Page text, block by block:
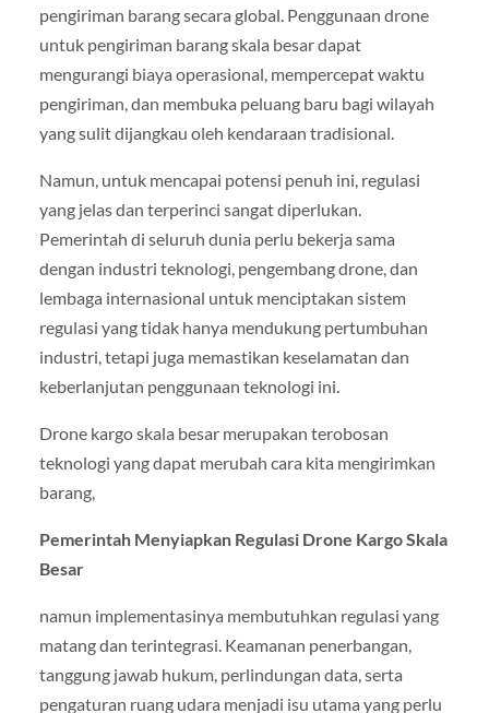
pengiriman barang secara global. Penggunaan drone
untuk pengiriman barang skala besar dapat
mengurangi biaya operasional, mempercepat waktu
pengiriman, dan membuka peluang baru bagi wilayah
yang sulit dijangkau oleh kendaraan tradisional.
Namun, untuk mencapai potensi penuh ini, regulasi
yang jelas dan terperinci sangat diperlukan.
Pemerintah di seluruh dunia perlu bekerja sama
dengan industri teknologi, pengembang drone, dan
lembaga internasional untuk menciptakan sistem
regulasi yang tidak hanya mendukung pertumbuhan
industri, tetapi juga memastikan keselamatan dan
keberlanjutan penggunaan teknologi ini.
Drone kargo skala besar merupakan terobosan
teknologi yang dapat merubah cara kita mengirimkan
barang,
Pemerintah Menyiapkan Regulasi Drone Kargo Skala
Besar
namun implementasinya membutuhkan regulasi yang
matang dan terintegrasi. Keamanan penerbangan,
tanggung jawab hukum, perlindungan data, serta
pengaturan ruang udara menjadi isu utama yang perlu